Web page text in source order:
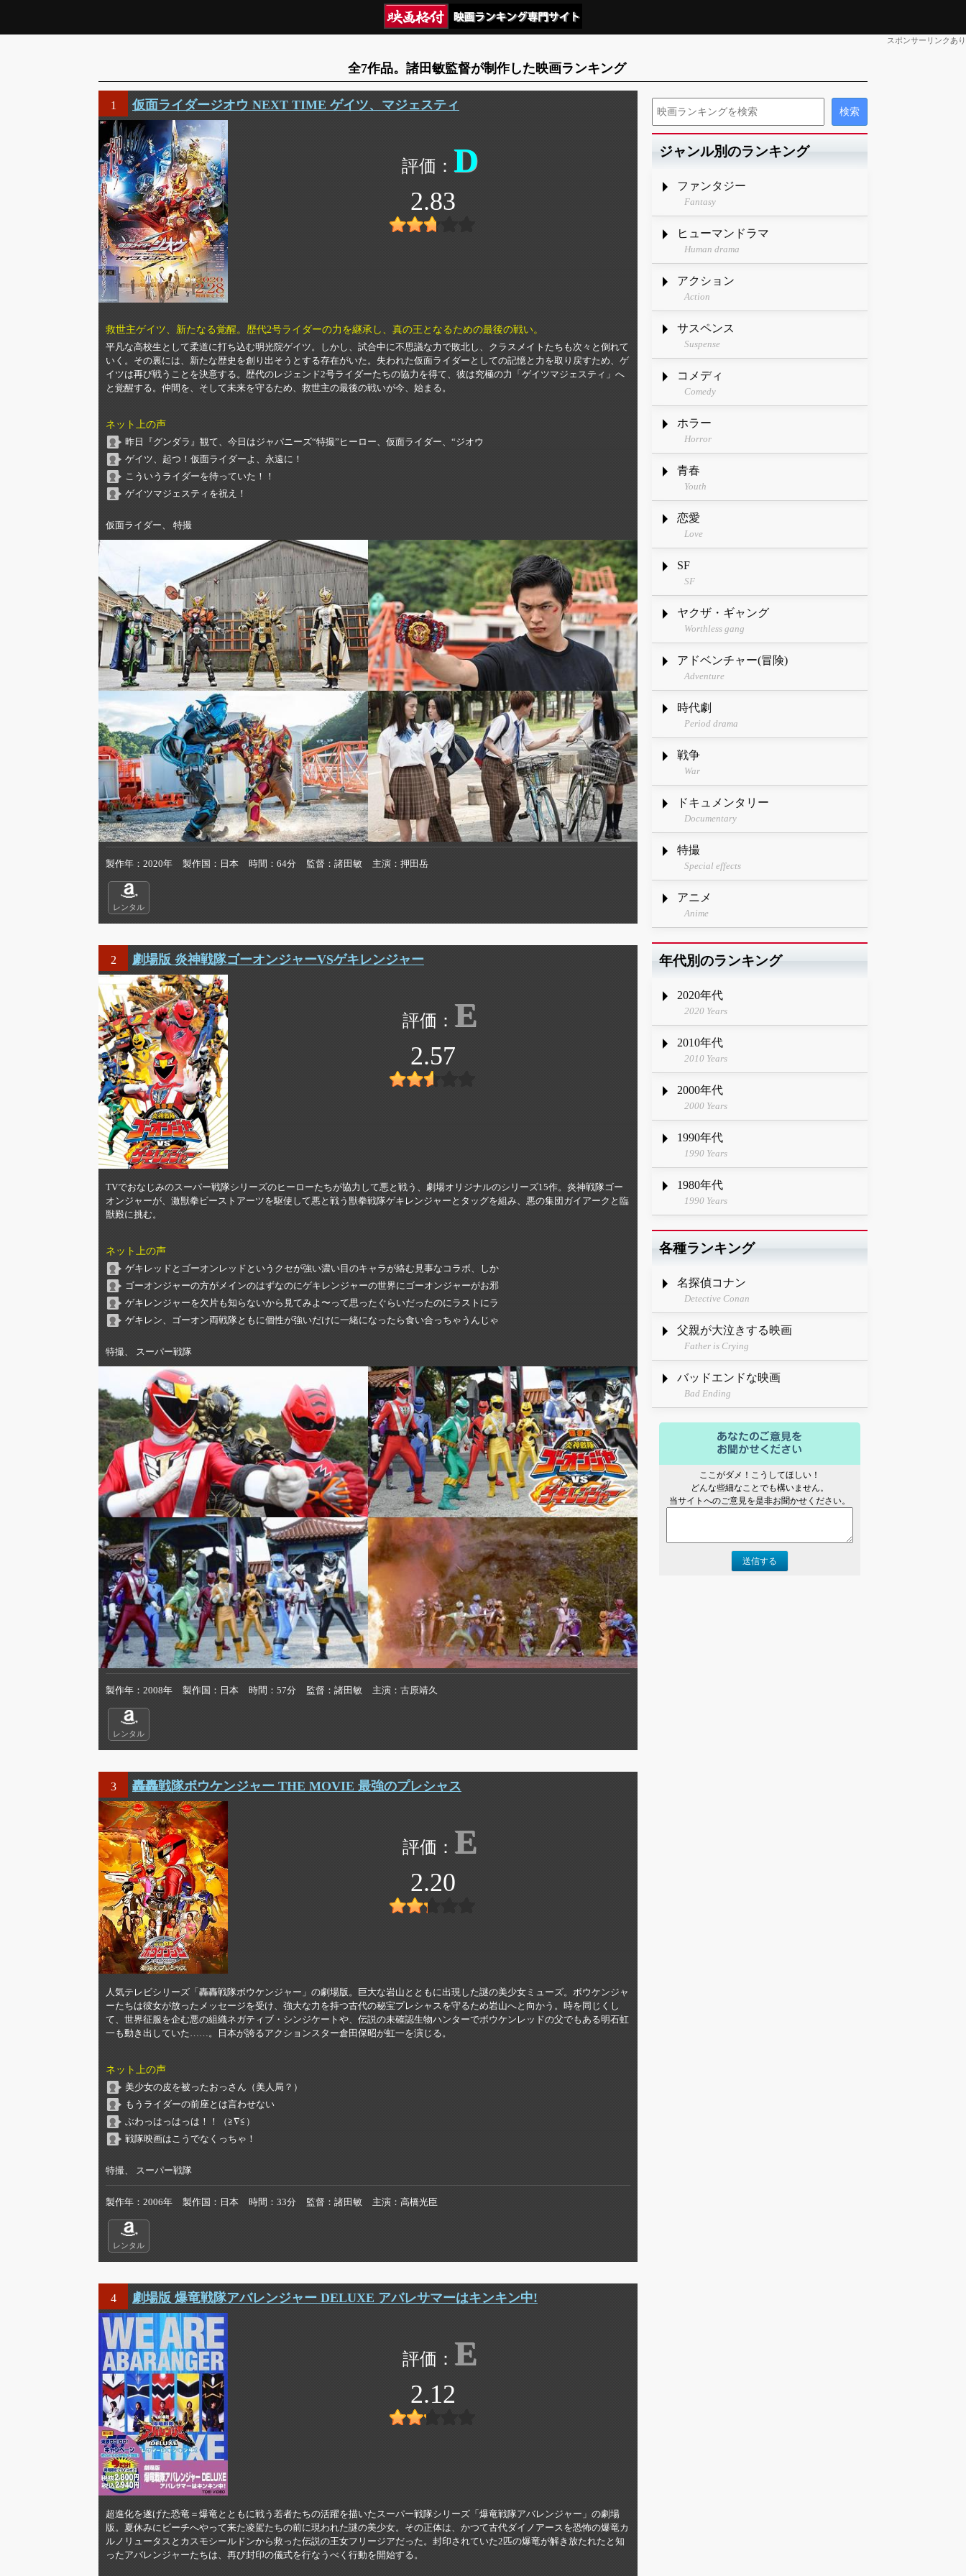
スポンサーリンクあり
全7作品。諸田敏監督が制作した映画ランキング
1 仮面ライダージオウ NEXT TIME ゲイツ、マジェスティ
D
2.83
救世主ゲイツ、新たなる覚醒。歴代2号ライダーの力を継承し、真の王となるための最後の戦い。
平凡な高校生として柔道に打ち込む明光院ゲイツ。しかし、試合中に不思議な力で敗北し、クラスメイトたちも次々と倒れて
いく。その裏には、新たな歴史を創り出そうとする存在がいた。失われた仮面ライダーとしての記憶と力を取り戻すため、ゲ
イツは再び戦うことを決意する。歴代のレジェンド2号ライダーたちの協力を得て、彼は究極の力「ゲイツマジェスティ」へ
と覚醒する。仲間を、そして未来を守るため、救世主の最後の戦いが今、始まる。
ネット上の声
昨日『グンダラ』観て、今日はジャパニーズ“特撮”ヒーロー、仮面ライダー、“ジオウ
ゲイツ、起つ！仮面ライダーよ、永遠に！
こういうライダーを待っていた！！
ゲイツマジェスティを祝え！
仮面ライダー、 特撮
製作年 2020年 製作国 日本 時間 64分 監督 諸田敏 主演 押田岳
レンタル
2 劇場版 炎神戦隊ゴーオンジャーVSゲキレンジャー
E
2.57
TVでおなじみのスーパー戦隊シリーズのヒーローたちが協力して悪と戦う、劇場オリジナルのシリーズ15作。炎神戦隊ゴー
オンジャーが、激獣拳ビーストアーツを駆使して悪と戦う獣拳戦隊ゲキレンジャーとタッグを組み、悪の集団ガイアークと臨
獣殿に挑む。
ネット上の声
ゲキレッドとゴーオンレッドというクセが強い濃い目のキャラが絡む見事なコラボ、しか
ゴーオンジャーの方がメインのはずなのにゲキレンジャーの世界にゴーオンジャーがお邪
ゲキレンジャーを欠片も知らないから見てみよ〜って思ったぐらいだったのにラストにラ
ゲキレン、ゴーオン両戦隊ともに個性が強いだけに一緒になったら食い合っちゃうんじゃ
特撮、 スーパー戦隊
製作年 2008年 製作国 日本 時間 57分 監督 諸田敏 主演 古原靖久
レンタル
3 轟轟戦隊ボウケンジャー THE MOVIE 最強のプレシャス
E
2.20
人気テレビシリーズ「轟轟戦隊ボウケンジャー」の劇場版。巨大な岩山とともに出現した謎の美少女ミューズ。ボウケンジャ
ーたちは彼女が放ったメッセージを受け、強大な力を持つ古代の秘宝プレシャスを守るため岩山へと向かう。時を同じくし
て、世界征服を企む悪の組織ネガティブ・シンジケートや、伝説の未確認生物ハンターでボウケンレッドの父でもある明石虹
一も動き出していた……。日本が誇るアクションスター倉田保昭が虹一を演じる。
ネット上の声
美少女の皮を被ったおっさん（美人局？）
もうライダーの前座とは言わせない
ぶわっはっはっは！！（≧∇≦）
戦隊映画はこうでなくっちゃ！
特撮、 スーパー戦隊
製作年 2006年 製作国 日本 時間 33分 監督 諸田敏 主演 高橋光臣
レンタル
4 劇場版 爆竜戦隊アバレンジャー DELUXE アバレサマーはキンキン中!
E
2.12
超進化を遂げた恐竜＝爆竜とともに戦う若者たちの活躍を描いたスーパー戦隊シリーズ「爆竜戦隊アバレンジャー」の劇場
版。夏休みにビーチへやって来た凌駕たちの前に現われた謎の美少女。その正体は、かつて古代ダイノアースを恐怖の爆竜カ
ルノリュータスとカスモシールドンから救った伝説の王女フリージアだった。封印されていた2匹の爆竜が解き放たれたと知
ったアバレンジャーたちは、再び封印の儀式を行なうべく行動を開始する。
ジャンル別のランキング
ファンタジー
Fantasy
ヒューマンドラマ
Human drama
アクション
Action
サスペンス
Suspense
コメディ
Comedy
ホラー
Horror
青春
Youth
恋愛
Love
SF
SF
ヤクザ・ギャング
Worthless gang
アドベンチャー(冒険)
Adventure
時代劇
Period drama
戦争
War
ドキュメンタリー
Documentary
特撮
Special effects
アニメ
Anime
年代別のランキング
2020年代
2020 Years
2010年代
2010 Years
2000年代
2000 Years
1990年代
1990 Years
1980年代
1990 Years
各種ランキング
名探偵コナン
Detective Conan
父親が大泣きする映画
Father is Crying
バッドエンドな映画
Bad Ending
ここがダメ！こうしてほしい！
どんな些細なことでも構いません。
当サイトへのご意見を是非お聞かせください。
送信する